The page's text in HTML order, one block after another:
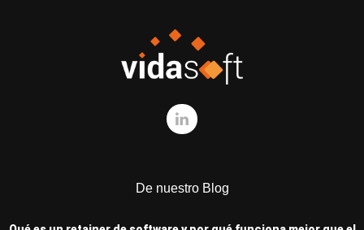
De nuestro Blog